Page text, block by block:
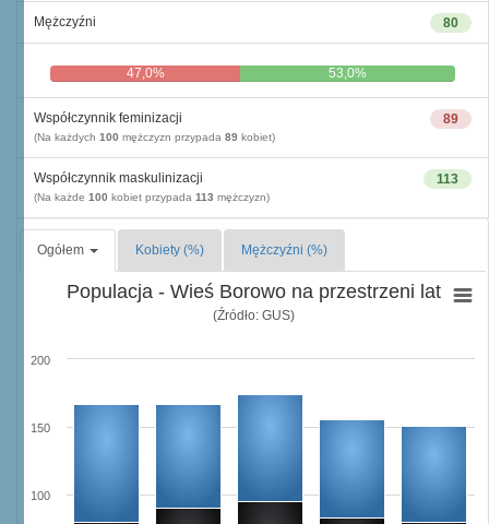
80
Mężczyźni
47,0% 53,0%
89
Współczynnik feminizacji
(Na każdych 100 mężczyzn przypada 89 kobiet)
113
Współczynnik maskulinizacji
(Na każde 100 kobiet przypada 113 mężczyzn)
Ogółem Kobiety (%) Mężczyźni (%)
Populacja - Wieś Borowo na przestrzeni lat
(Źródło: GUS)
100
150
200